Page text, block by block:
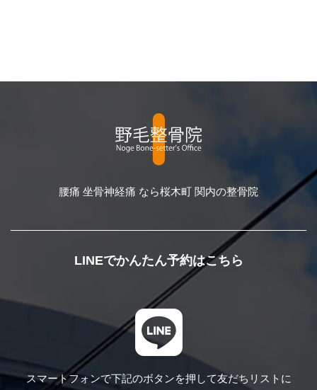
腰痛 坐骨神経痛 なら桜木町 関内の整骨院
LINEでかんたん予約はこちら
スマートフォンで下記のボタンを押して友だちリストに